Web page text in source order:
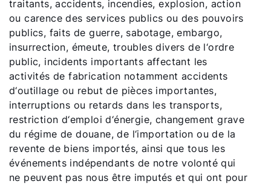
traitants, accidents, incendies, explosion, action
ou carence des services publics ou des pouvoirs
publics, faits de guerre, sabotage, embargo,
insurrection, émeute, troubles divers de l‘ordre
public, incidents importants affectant les
activités de fabrication notamment accidents
d‘outillage ou rebut de pièces importantes,
interruptions ou retards dans les transports,
restriction d‘emploi d‘énergie, changement grave
du régime de douane, de l‘importation ou de la
revente de biens importés, ainsi que tous les
événements indépendants de notre volonté qui
ne peuvent pas nous être imputés et qui ont pour